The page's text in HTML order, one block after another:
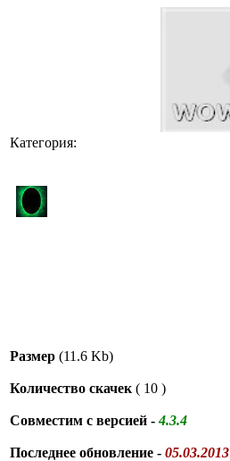
Категория:
Размер (11.6 Kb)
Количество скачек ( 10 )
Совместим с версией -4.3.4
Последнее обновление - 05.03.2013